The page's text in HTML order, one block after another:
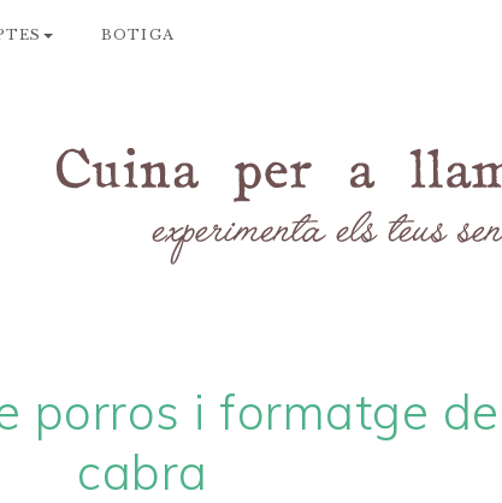
BOTIGA
porros i formatge de
cabra